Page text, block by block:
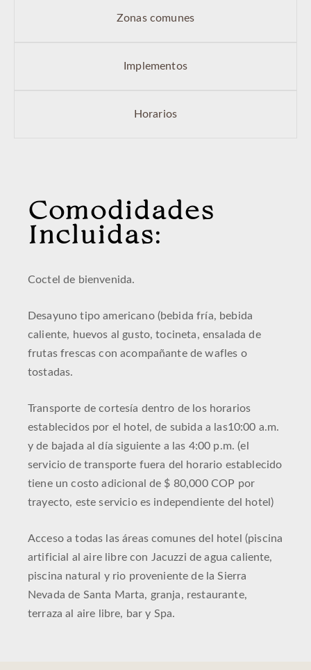
Zonas comunes
Implementos
Horarios
Comodidades
Incluidas:
Coctel de bienvenida.
Desayuno tipo americano (bebida fría, bebida
caliente, huevos al gusto, tocineta, ensalada de
frutas frescas con acompañante de wafles o
tostadas.
Transporte de cortesía dentro de los horarios
establecidos por el hotel, de subida a las10:00 a.m.
y de bajada al día siguiente a las 4:00 p.m. (el
servicio de transporte fuera del horario establecido
tiene un costo adicional de $ 80,000 COP por
trayecto, este servicio es independiente del hotel)
Acceso a todas las áreas comunes del hotel (piscina
artificial al aire libre con Jacuzzi de agua caliente,
piscina natural y rio proveniente de la Sierra
Nevada de Santa Marta, granja, restaurante,
terraza al aire libre, bar y Spa.